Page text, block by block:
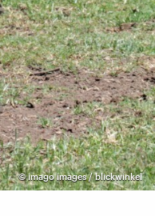
©imago images / blickwinkel